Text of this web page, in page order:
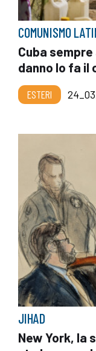
COMUNISMO
Cuba
danno lo fa il
ESTERI
JIHAD
New York, la